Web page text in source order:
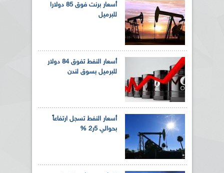
أسعار برنت فوق 85 دولارا
للبرميل
أسعار النفط تفوق 84 دولار
للبرميل بسوق لندن
أسعار النفط تسجل ارتفاعاً
بحوالي 5ر2 %